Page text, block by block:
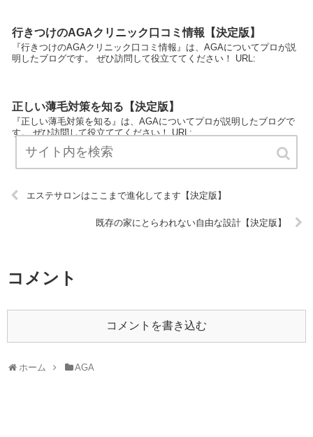
行きつけのAGAクリニック口コミ情報【決定版】
『行きつけのAGAクリニック口コミ情報』は、AGAについてプロが説
明したブログです。 ぜひ訪問して役立ててください！ URL:
正しい薄毛対策を知る【決定版】
『正しい薄毛対策を知る』は、AGAについてプロが説明したブログで
す。 ぜひ訪問して役立ててください！ URL:
エステサロンはここまで進化してます【決定版】
既存の家にとらわれない自由な設計【決定版】
コメント
コメントを書き込む
ホーム AGA